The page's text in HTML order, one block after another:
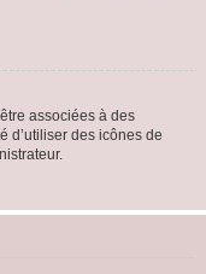
associées à des
d’utiliser des icônes de